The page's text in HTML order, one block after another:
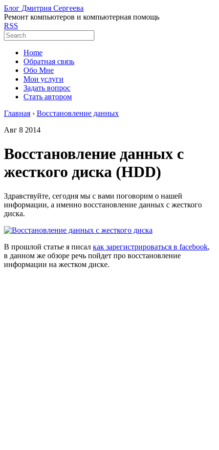
Блог Дмитрия Сергеева
Ремонт компьютеров и компьютерная помощь
RSS
Home
Обратная связь
Обо Мне
Мои услуги
Задать вопрос
Стать автором
Главная › Восстановление данных
Авг 8 2014
Восстановление данных с
жесткого диска (HDD)
Здравствуйте, сегодня мы с вами поговорим о нашей
информации, а именно восстановление данных с жесткого
диска.
В прошлой статье я писал как зарегистрироваться в facebook,
в данном же обзоре речь пойдет про восстановление
информации на жестком диске.